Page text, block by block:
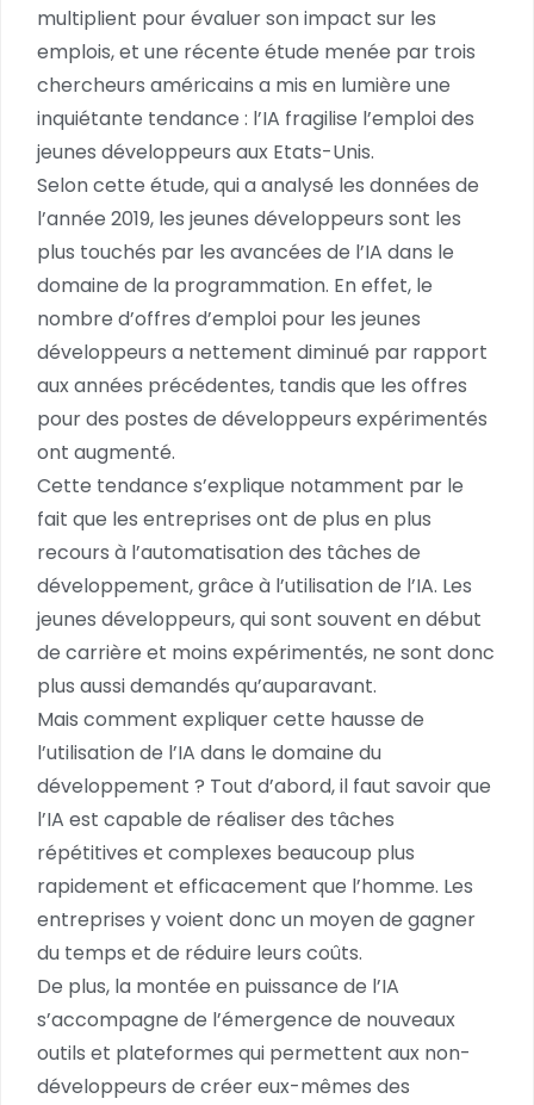
multiplient pour évaluer son impact sur les
emplois, et une récente étude menée par trois
chercheurs américains a mis en lumière une
inquiétante tendance : l’IA fragilise l’emploi des
jeunes développeurs aux Etats-Unis.
Selon cette étude, qui a analysé les données de
l’année 2019, les jeunes développeurs sont les
plus touchés par les avancées de l’IA dans le
domaine de la programmation. En effet, le
nombre d’offres d’emploi pour les jeunes
développeurs a nettement diminué par rapport
aux années précédentes, tandis que les offres
pour des postes de développeurs expérimentés
ont augmenté.
Cette tendance s’explique notamment par le
fait que les entreprises ont de plus en plus
recours à l’automatisation des tâches de
développement, grâce à l’utilisation de l’IA. Les
jeunes développeurs, qui sont souvent en début
de carrière et moins expérimentés, ne sont donc
plus aussi demandés qu’auparavant.
Mais comment expliquer cette hausse de
l’utilisation de l’IA dans le domaine du
développement ? Tout d’abord, il faut savoir que
l’IA est capable de réaliser des tâches
répétitives et complexes beaucoup plus
rapidement et efficacement que l’homme. Les
entreprises y voient donc un moyen de gagner
du temps et de réduire leurs coûts.
De plus, la montée en puissance de l’IA
s’accompagne de l’émergence de nouveaux
outils et plateformes qui permettent aux non-
développeurs de créer eux-mêmes des